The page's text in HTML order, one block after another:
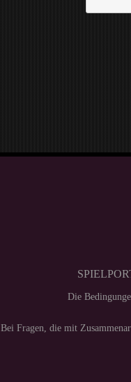
Die
Bei Fragen, die mit